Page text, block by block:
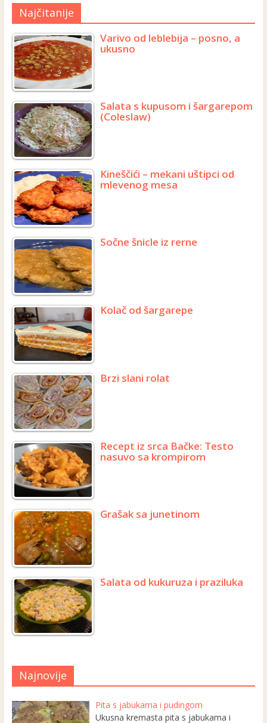
Najčitanije
Varivo od leblebija – posno, a
ukusno
Salata s kupusom i šargarepom
(Coleslaw)
Kineščići – mekani uštipci od
mlevenog mesa
Sočne šnicle iz rerne
Kolač od šargarepe
Brzi slani rolat
Recept iz srca Bačke: Testo
nasuvo sa krompirom
Grašak sa junetinom
Salata od kukuruza i praziluka
Najnovije
Pita s jabukama i pudingom
Ukusna kremasta pita s jabukama i